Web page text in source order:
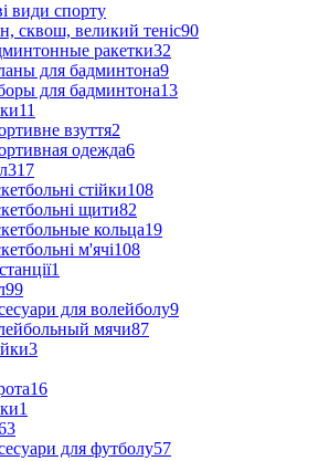
види спорту
сквош, великий теніс90
ракетки32
для бадминтона9
для бадминтона13
11
взуття2
одежда6
317
стійки108
щити82
кольца19
м'ячі108
1
99
для волейболу9
мячи87
3
16
1
для футболу57